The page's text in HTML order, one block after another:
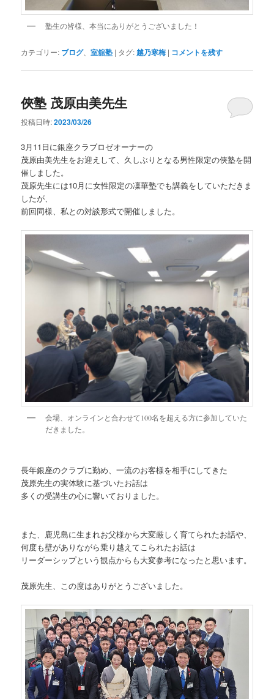
塾生の皆様、本当にありがとうございました！
カテゴリー: ブログ、室舘塾 | タグ:越乃寒梅 | コメントを残す
俠塾 茂原由美先生
投稿日時:2023/03/26
3月11日に銀座クラブロゼオーナーの
茂原由美先生をお迎えして、久しぶりとなる男性限定の俠塾を開
催しました。
茂原先生には10月に女性限定の凜華塾でも講義をしていただきま
したが、
前回同様、私との対談形式で開催しました。
会場、オンラインと合わせて100名を超える方に参加していた
だきました。
長年銀座のクラブに勤め、一流のお客様を相手にしてきた
茂原先生の実体験に基づいたお話は
多くの受講生の心に響いておりました。
また、鹿児島に生まれお父様から大変厳しく育てられたお話や、
何度も壁がありながら乗り越えてこられたお話は
リーダーシップという観点からも大変参考になったと思います。
茂原先生、この度はありがとうございました。